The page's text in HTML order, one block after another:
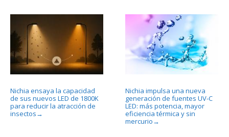
Nichia ensaya la capacidad
de sus nuevos LED de 1800K
para reducir la atracción de
insectos →
Nichia impulsa una nueva
generación de fuentes UV-C
LED: más potencia, mayor
eficiencia térmica y sin
mercurio →